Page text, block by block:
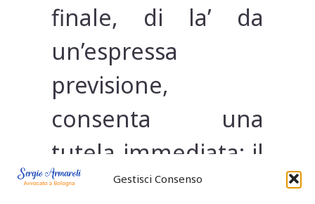
Gestisci Consenso
finale, di la’ da
un’espressa
previsione,
consenta una
tutela immediata: il
legislatore, infatti,